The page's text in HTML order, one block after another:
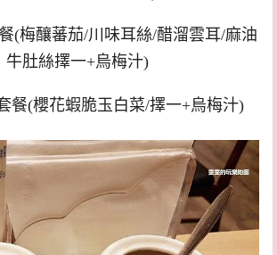
(梅釀蕃茄/川味耳絲/醋溜雲耳/麻油
牛肚絲擇一+烏梅汁)
餐(櫻花蝦脆玉白菜/擇一+烏梅汁)